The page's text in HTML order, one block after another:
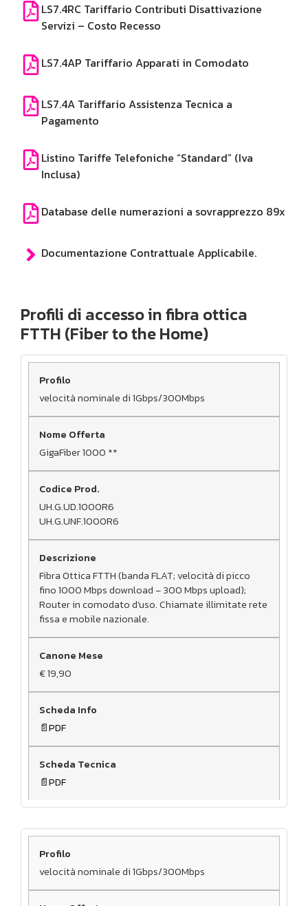
LS7.4RC Tariffario Contributi Disattivazione
Servizi – Costo Recesso
LS7.4AP Tariffario Apparati in Comodato
LS7.4A Tariffario Assistenza Tecnica a
Pagamento
Listino Tariffe Telefoniche “Standard” (Iva
Inclusa)
Database delle numerazioni a sovrapprezzo 89x
Documentazione Contrattuale Applicabile.
Profili di accesso in fibra ottica
FTTH (Fiber to the Home)
velocità nominale di 1Gbps/300Mbps
GigaFiber 1000 **
UH.G.UD.1000R6
UH.G.UNF.1000R6
Fibra Ottica FTTH (banda FLAT; velocità di picco
fino 1000 Mbps download – 300 Mbps upload);
Router in comodato d’uso. Chiamate illimitate rete
fissa e mobile nazionale.
€ 19,90
PDF
PDF
velocità nominale di 1Gbps/300Mbps